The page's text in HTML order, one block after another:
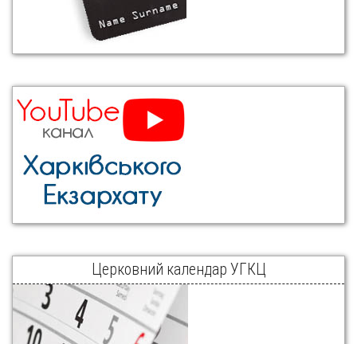
Церковний календар УГКЦ